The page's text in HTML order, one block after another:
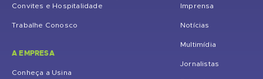
Convites e Hospitalidade
Trabalhe Conosco
A EMPRESA
Conheça a Usina
Imprensa
Notícias
Multimídia
Jornalistas